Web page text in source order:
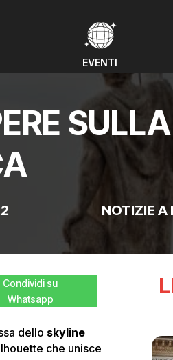
EVENTI
NOTIZIE A
Condividi su
Whatsapp
dello skyline
che unisce